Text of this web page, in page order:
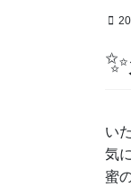
い
気
蜜